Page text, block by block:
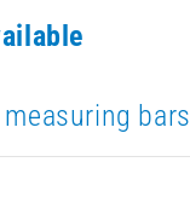
bars